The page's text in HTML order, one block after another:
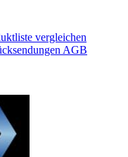
vergleichen
AGB